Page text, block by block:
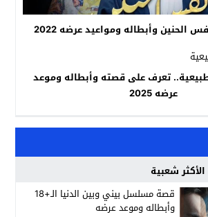
وأبطاله ومواعيد عرضه 2022
تعرف على قصته وأبطاله وموعد
عرضه 2025
الأكثر شعبية
قصة مسلسل بيني وبين الدنيا الـ+18
وأبطاله وموعد عرضه